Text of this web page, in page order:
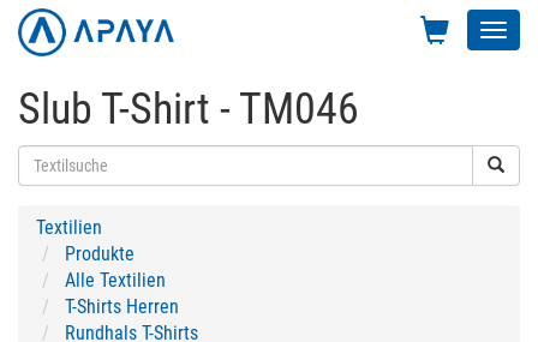
Slub T-Shirt - TM046
Textilien
Produkte
Alle Textilien
T-Shirts Herren
Rundhals T-Shirts